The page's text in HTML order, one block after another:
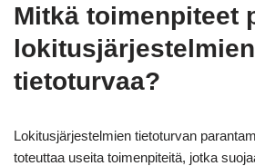
Mitkä toimenpiteet
lokitusjärjestelmien
tietoturvaa?
Lokitusjärjestelmien tietoturvan
toteuttaa useita toimenpiteitä, jotka